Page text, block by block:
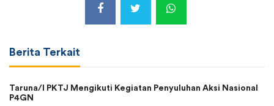
Berita Terkait
Taruna/I PKTJ Mengikuti Kegiatan Penyuluhan Aksi Nasional
P4GN